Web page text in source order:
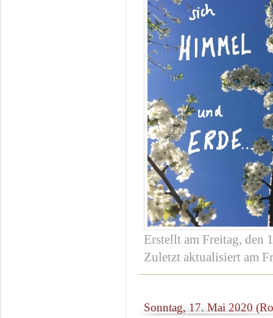
Erstellt am Freitag, den
Zuletzt aktualisiert am
Sonntag, 17. Mai 2020